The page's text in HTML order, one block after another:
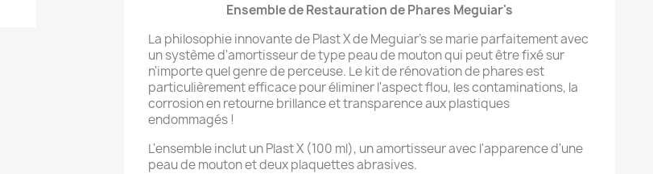
Ensemble de Restauration de Phares Meguiar's
La philosophie innovante de Plast X de Meguiar’s se marie parfaitement avec
un système d'amortisseur de type peau de mouton qui peut être fixé sur
n'importe quel genre de perceuse. Le kit de rénovation de phares est
particulièrement efficace pour éliminer l'aspect flou, les contaminations, la
corrosion en retourne brillance et transparence aux plastiques
endommagés !
L'ensemble inclut un Plast X (100 ml), un amortisseur avec l'apparence d'une
peau de mouton et deux plaquettes abrasives.